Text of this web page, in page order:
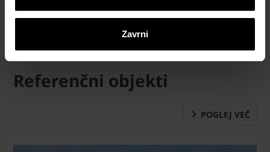
Zavrni
Referenčni objekti
POGLEJ VEČ